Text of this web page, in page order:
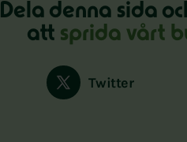
Dela denna sida
att sprida vårt
Twitter